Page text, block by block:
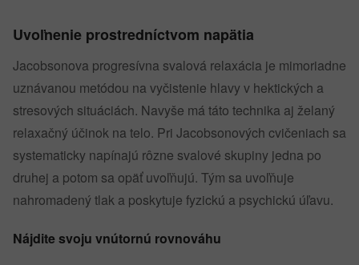
Uvoľnenie prostredníctvom napätia
Jacobsonova progresívna svalová relaxácia je mimoriadne
uznávanou metódou na vyčistenie hlavy v hektických a
stresových situáciách. Navyše má táto technika aj želaný
relaxačný účinok na telo. Pri Jacobsonových cvičeniach sa
systematicky napínajú rôzne svalové skupiny jedna po
druhej a potom sa opäť uvoľňujú. Tým sa uvoľňuje
nahromadený tlak a poskytuje fyzickú a psychickú úľavu.
Nájdite svoju vnútornú rovnováhu